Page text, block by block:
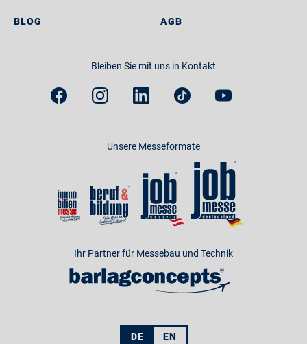
BLOG AGB
Bleiben Sie mit uns in Kontakt
Unsere Messeformate
Ihr Partner für Messebau und Technik
DE EN